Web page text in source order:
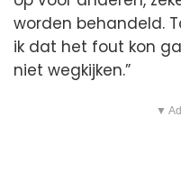
worden behandeld.
ik dat het fout kon
niet wegkijken.”
▼